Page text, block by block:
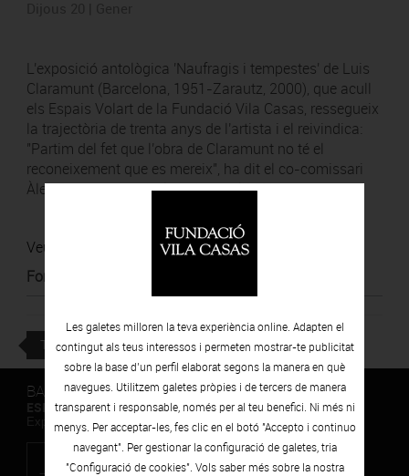
L'exposició antològica 'Naufragis i tempestes' de Luis
Claramunt (Barcelona, 1951-Zarautz, 2000), que acull
els Espais Volart de la Fundació Vila Casas, ressegueix
la trajectòria de trenta anys de l'artista i el reivindica:
"Partim del fet que l'obra de Claramunt no té el
reconeixement que es mereix", ha dit el co-comissari
Àlex Susanna, en declaracions a l'ACN.
Veure notícia
Font
TORNAR
BARCELONA
ESPAIS VOLART
Exposicions Temporals d'Art Contemporani
Les galetes milloren la teva experiència online. Adapten el
contingut als teus interessos i permeten mostrar-te publicitat
sobre la base d’un perfil elaborat segons la manera en què
navegues. Utilitzem galetes pròpies i de tercers de manera
transparent i responsable, només per al teu benefici. Ni més ni
menys. Per acceptar-les, fes clic en el botó "Accepto i continuo
navegant". Per gestionar la configuració de galetes, tria
"Configuració de cookies". Vols saber més sobre la nostra